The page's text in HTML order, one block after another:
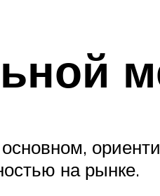
на рынке.